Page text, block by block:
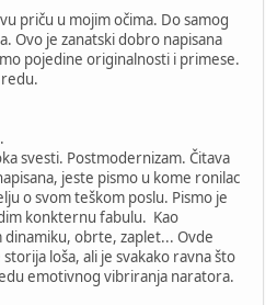
priču u mojim očima. Do samog
Ovo je zanatski dobro napisana
pojedine originalnosti i primese.
svesti. Postmodernizam. Čitava
jeste pismo u kome ronilac
o svom teškom poslu. Pismo je
konkternu fabulu. Kao
dinamiku, obrte, zaplet... Ovde
loša, ali je svakako ravna što
emotivnog vibriranja naratora.